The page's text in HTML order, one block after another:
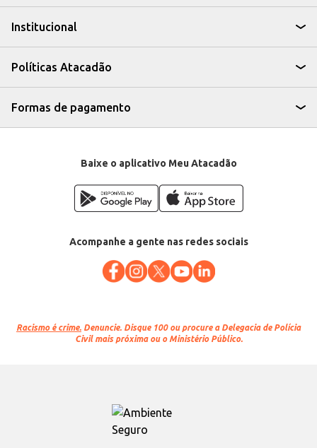
Institucional
Políticas Atacadão
Formas de pagamento
Baixe o aplicativo Meu Atacadão
Acompanhe a gente nas redes sociais
Racismo é crime. Denuncie. Disque 100 ou procure a Delegacia de Polícia
Civil mais próxima ou o Ministério Público.